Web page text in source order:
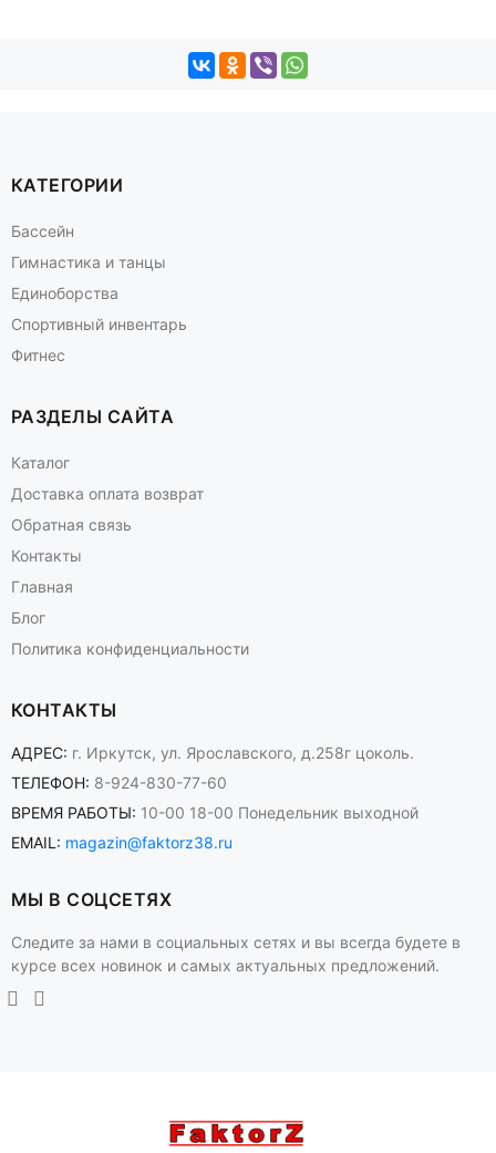
КАТЕГОРИИ
Бассейн
Гимнастика и танцы
Единоборства
Спортивный инвентарь
Фитнес
РАЗДЕЛЫ САЙТА
Каталог
Доставка оплата возврат
Обратная связь
Контакты
Главная
Блог
Политика конфиденциальности
КОНТАКТЫ
АДРЕС: г. Иркутск, ул. Ярославского, д.258г цоколь.
ТЕЛЕФОН: 8-924-830-77-60
ВРЕМЯ РАБОТЫ: 10-00 18-00 Понедельник выходной
EMAIL: magazin@faktorz38.ru
МЫ В СОЦСЕТЯХ
Следите за нами в социальных сетях и вы всегда будете в
курсе всех новинок и самых актуальных предложений.